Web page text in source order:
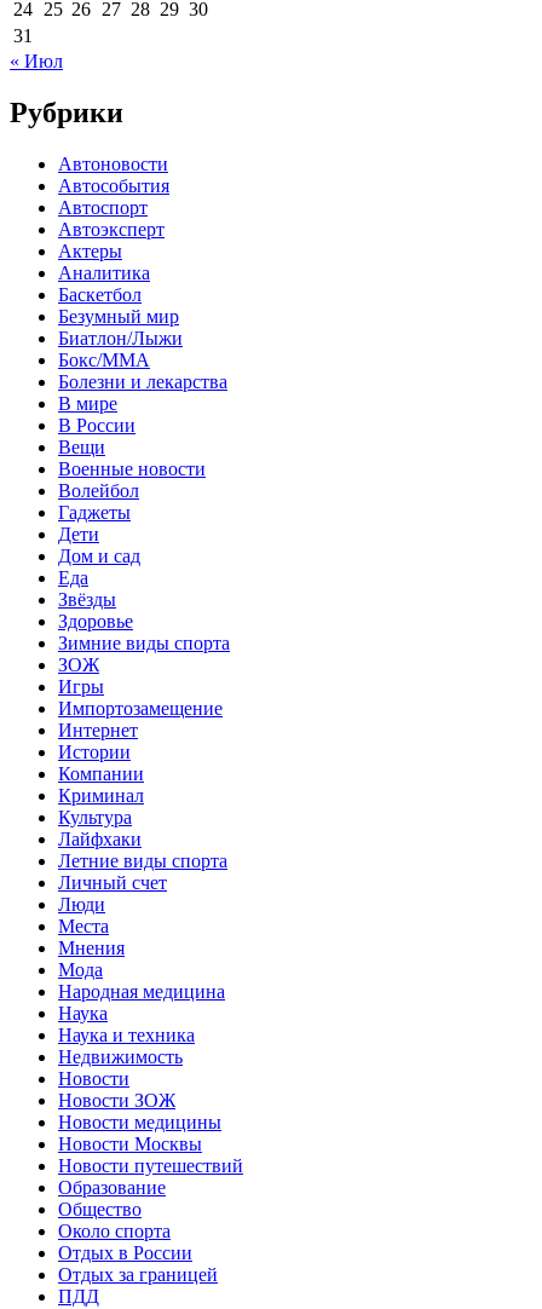
24 25 26 27 28 29 30
31
« Июл
Рубрики
Автоновости
Автособытия
Автоспорт
Автоэксперт
Актеры
Аналитика
Баскетбол
Безумный мир
Биатлон/Лыжи
Бокс/MMA
Болезни и лекарства
В мире
В России
Вещи
Военные новости
Волейбол
Гаджеты
Дети
Дом и сад
Еда
Звёзды
Здоровье
Зимние виды спорта
ЗОЖ
Игры
Импортозамещение
Интернет
Истории
Компании
Криминал
Культура
Лайфхаки
Летние виды спорта
Личный счет
Люди
Места
Мнения
Мода
Народная медицина
Наука
Наука и техника
Недвижимость
Новости
Новости ЗОЖ
Новости медицины
Новости Москвы
Новости путешествий
Образование
Общество
Около спорта
Отдых в России
Отдых за границей
ПДД